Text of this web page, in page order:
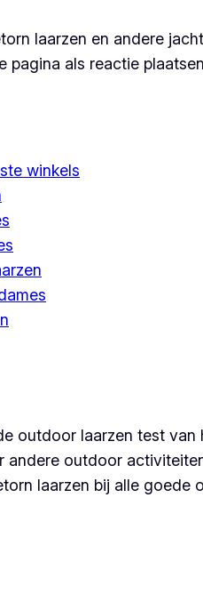
laarzen en andere
pagina als reactie
winkels
outdoor laarzen test
outdoor
laarzen bij alle goede